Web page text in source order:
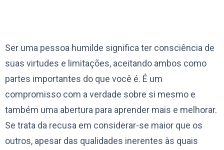
Ser uma pessoa humilde significa ter consciência de
suas virtudes e limitações, aceitando ambos como
partes importantes do que você é. É um
compromisso com a verdade sobre si mesmo e
também uma abertura para aprender mais e melhorar.
Se trata da recusa em considerar-se maior que os
outros, apesar das qualidades inerentes às quais